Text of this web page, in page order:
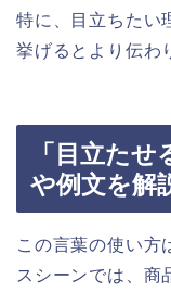
特に、目立ちたい
挙げるとより伝わ
「目立た
や例文を解
この言葉の使い方
スシーンでは、商